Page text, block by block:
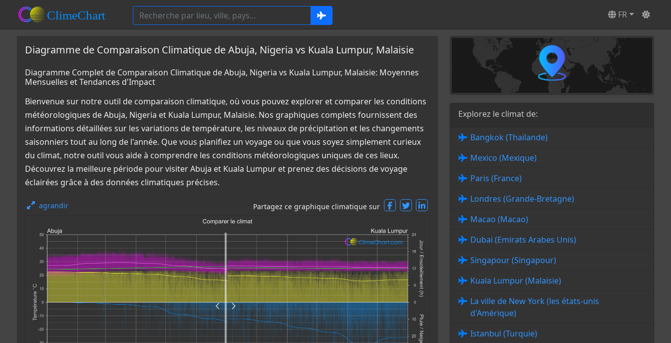
FR
Diagramme de Comparaison Climatique de Abuja, Nigeria vs Kuala Lumpur, Malaisie
Diagramme Complet de Comparaison Climatique de Abuja, Nigeria vs Kuala Lumpur, Malaisie: Moyennes
Mensuelles et Tendances d'Impact
Bienvenue sur notre outil de comparaison climatique, où vous pouvez explorer et comparer les conditions
météorologiques de Abuja, Nigeria et Kuala Lumpur, Malaisie. Nos graphiques complets fournissent des
informations détaillées sur les variations de température, les niveaux de précipitation et les changements
saisonniers tout au long de l'année. Que vous planifiez un voyage ou que vous soyez simplement curieux
du climat, notre outil vous aide à comprendre les conditions météorologiques uniques de ces lieux.
Découvrez la meilleure période pour visiter Abuja et Kuala Lumpur et prenez des décisions de voyage
éclairées grâce à des données climatiques précises.
agrandir Partagez ce graphique climatique sur
Explorez le climat de:
Bangkok (Thaïlande)
Mexico (Mexique)
Paris (France)
Londres (Grande-Bretagne)
Macao (Macao)
Dubai (Emirats Arabes Unis)
Singapour (Singapour)
Kuala Lumpur (Malaisie)
La ville de New York (les états-unis
d'Amérique)
Istanbul (Turquie)